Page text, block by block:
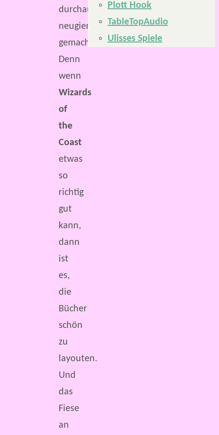
durchaus
neugierig
gemacht.
Denn
wenn
Wizards
of
the
Coast
etwas
so
richtig
gut
kann,
dann
ist
es,
die
Bücher
schön
zu
layouten.
Und
das
Fiese
an
Plott Hook
TableTopAudio
Ulisses Spiele